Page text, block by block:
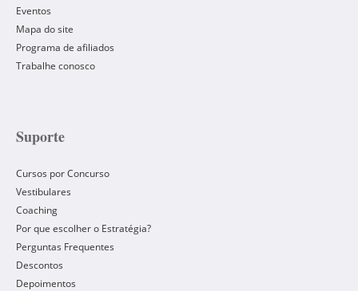
Eventos
Mapa do site
Programa de afiliados
Trabalhe conosco
Suporte
Cursos por Concurso
Vestibulares
Coaching
Por que escolher o Estratégia?
Perguntas Frequentes
Descontos
Depoimentos